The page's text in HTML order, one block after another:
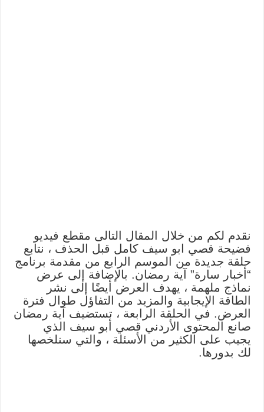
نقدم لكم من خلال المقال التالى مقطع فيديو
فضيحة قصي ابو سيف كامل قبل الحذف ، نتابع
حلقة جديدة من الموسم الرابع من مقدمة برنامج
“أخبار سارة” آية رمضان. بالإضافة إلى عرض
نماذج ملهمة ، يهدف العرض أيضًا إلى نشر
الطاقة الإيجابية والمزيد من التفاؤل طوال فترة
العرض. في الحلقة الرابعة ، تستضيف آية رمضان
صانع المحتوى الأردني قصي أبو سيف الذي
يجيب على الكثير من الأسئلة ، والتي سنلخصها
لك بدورها.